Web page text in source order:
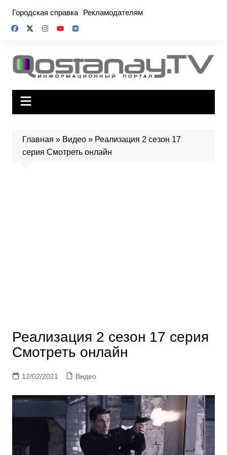
содержимому
Городская справка Рекламодателям
Главная » Видео» Реализация 2 сезон 17
серия Смотреть онлайн
Реализация 2 сезон 17 серия
Смотреть онлайн
12/02/2021 Видео